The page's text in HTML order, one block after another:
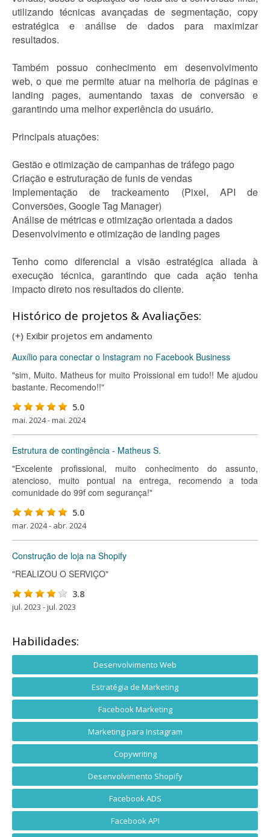
utilizando técnicas avançadas de segmentação, copy
estratégica e análise de dados para maximizar
resultados.
Também possuo conhecimento em desenvolvimento
web, o que me permite atuar na melhoria de páginas e
landing pages, aumentando taxas de conversão e
garantindo uma melhor experiência do usuário.
Principais atuações:
Gestão e otimização de campanhas de tráfego pago
Criação e estruturação de funis de vendas
Implementação de trackeamento (Pixel, API de
Conversões, Google Tag Manager)
Análise de métricas e otimização orientada a dados
Desenvolvimento e otimização de landing pages
Tenho como diferencial a visão estratégica aliada à
execução técnica, garantindo que cada ação tenha
impacto direto nos resultados do cliente.
Histórico de projetos & Avaliações:
(+) Exibir projetos em andamento
Auxílio para conectar o Instagram no Facebook Business
"sim, Muito. Matheus for muito Proissional em tudo!! Me ajudou
bastante. Recomendo!!"
5.0
mai. 2024 - mai. 2024
Estrutura de contingência - Matheus S.
"Excelente profissional, muito conhecimento do assunto,
atencioso, muito pontual na entrega, recomendo a toda
comunidade do 99f com segurança!"
5.0
mar. 2024 - abr. 2024
Construção de loja na Shopify
"REALIZOU O SERVIÇO"
3.8
jul. 2023 - jul. 2023
Habilidades:
Desenvolvimento Web
Estratégia de Marketing
Facebook Marketing
Marketing para Instagram
Copywriting
Desenvolvimento Shopify
Facebook ADS
Facebook API